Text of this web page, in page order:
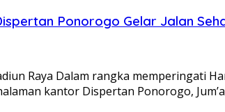
Ponorogo Gelar Jalan
Raya Dalam rangka memperingati
kantor Dispertan Ponorogo,